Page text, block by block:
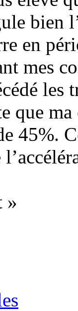
bien
en
mes
les
que
45%.
»